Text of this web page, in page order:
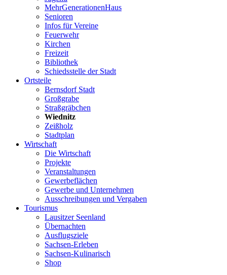
MehrGenerationenHaus
Senioren
Infos für Vereine
Feuerwehr
Kirchen
Freizeit
Bibliothek
Schiedsstelle der Stadt
Ortsteile
Bernsdorf Stadt
Großgrabe
Straßgräbchen
Wiednitz
Zeißholz
Stadtplan
Wirtschaft
Die Wirtschaft
Projekte
Veranstaltungen
Gewerbeflächen
Gewerbe und Unternehmen
Ausschreibungen und Vergaben
Tourismus
Lausitzer Seenland
Übernachten
Ausflugsziele
Sachsen-Erleben
Sachsen-Kulinarisch
Shop